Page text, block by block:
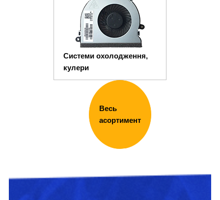
Системи охолодження,
кулери
Весь
асортимент